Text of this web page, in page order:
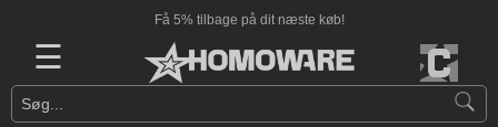
Få 5% tilbage på dit næste køb!
☰